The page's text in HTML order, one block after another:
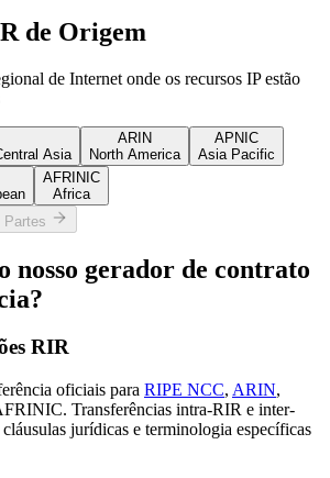
de Origem
de Internet onde os recursos IP estão
Asia
ARIN
North America
APNIC
Asia Pacific
AFRINIC
Africa
Partes
nosso gerador de contrato
RIR
oficiais para RIPE NCC, ARIN,
Transferências intra-RIR e inter-
jurídicas e terminologia específicas